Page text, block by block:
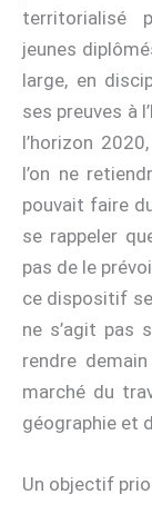
territorialisé
jeunes
large, en
ses preuves à
l’horizon
l’on ne
pouvait faire
se rappeler
pas de le
ce dispositif
ne s’agit pas
rendre
marché du
géographie et
Un objectif